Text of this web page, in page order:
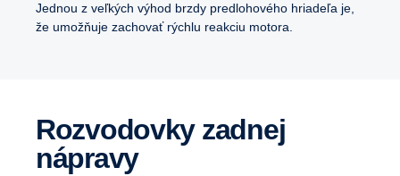
Jednou z veľkých výhod brzdy predlohového hriadeľa je,
že umožňuje zachovať rýchlu reakciu motora.
Rozvodovky zadnej
nápravy